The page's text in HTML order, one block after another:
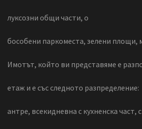
луксозни общи части, о
бособени паркоместа, зелени площи,
Имотът, който ви представяме е
етаж и е със следното разпределение:
антре, всекидневна с кухненска част,